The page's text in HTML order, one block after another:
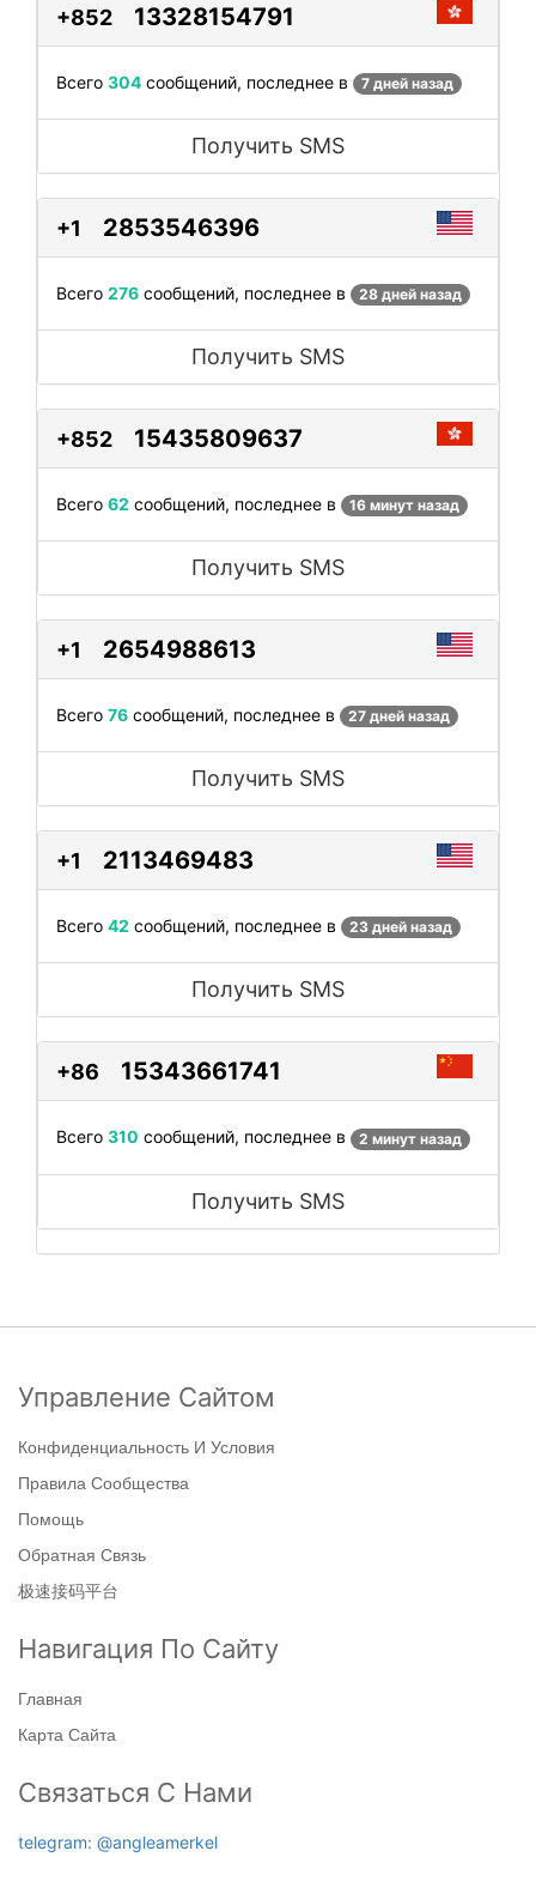
+852 13328154791
Всего 304 сообщений, последнее в 7 дней назад
Получить SMS
+1 2853546396
Всего 276 сообщений, последнее в 28 дней назад
Получить SMS
+852 15435809637
Всего 62 сообщений, последнее в 16 минут назад
Получить SMS
+1 2654988613
Всего 76 сообщений, последнее в 27 дней назад
Получить SMS
+1 2113469483
Всего 42 сообщений, последнее в 23 дней назад
Получить SMS
+86 15343661741
Всего 310 сообщений, последнее в 2 минут назад
Получить SMS
Управление Сайтом
Конфиденциальность И Условия
Правила Сообщества
Помощь
Обратная Связь
极速接码平台
Навигация По Сайту
Главная
Карта Сайта
Связаться С Нами
telegram: @angleamerkel